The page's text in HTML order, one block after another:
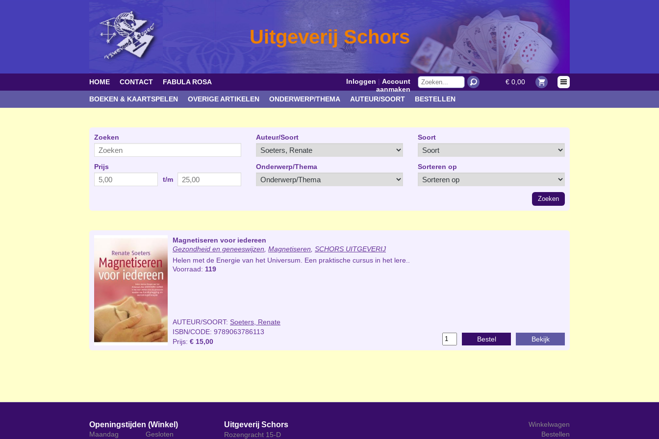
HOME CONTACT FABULA ROSA € 0,00
Inloggen | Account
aanmaken
Uitgeverij Schors
BOEKEN & KAARTSPELEN OVERIGE ARTIKELEN ONDERWERP/THEMA AUTEUR/SOORT BESTELLEN
Zoeken Auteur/Soort Soort
Prijs
t/m
Onderwerp/Thema Sorteren op
Magnetiseren voor iedereen
Gezondheid en geneeswijzen Magnetiseren SCHORS UITGEVERIJ
Helen met de Energie van het Universum. Een praktische cursus in het lere..
Voorraad: 119
AUTEUR/SOORT: Soeters, Renate
ISBN/CODE: 9789063786113
Prijs: € 15,00 Bestel Bekijk
Openingstijden (Winkel)
Maandag Gesloten
Uitgeverij Schors
Rozengracht 15-D
Winkelwagen
Bestellen